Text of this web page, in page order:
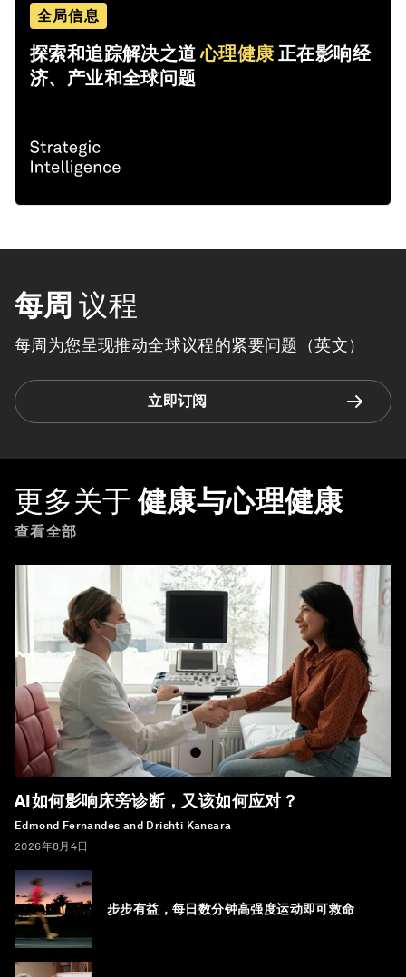
全局信息
探索和追踪解决之道心理健康正在影响经
济、产业和全球问题
每周 议程
每周为您呈现推动全球议程的紧要问题（英文）
立即订阅
更多关于 健康与心理健康
查看全部
AI如何影响床旁诊断，又该如何应对？
Edmond Fernandes and Drishti Kansara
2026年8月4日
步步有益，每日数分钟高强度运动即可救命